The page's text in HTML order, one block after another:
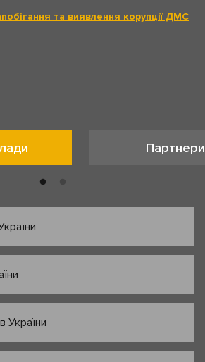
та виявлення корупції ДМС
Партнери
України